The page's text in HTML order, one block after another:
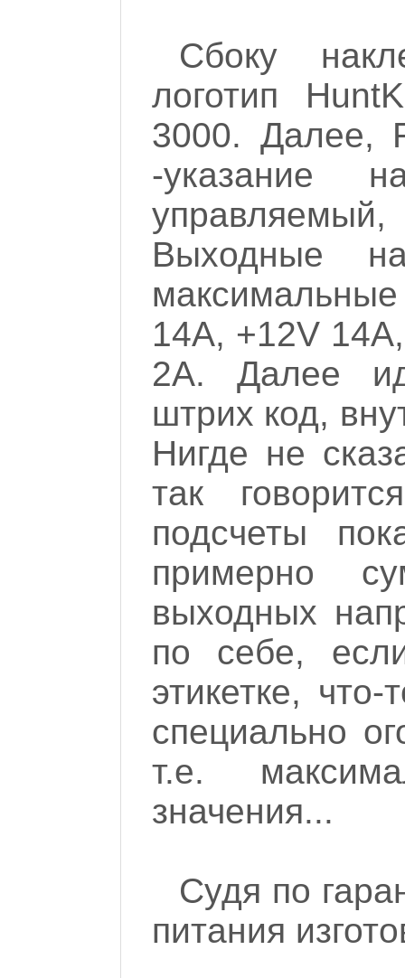
Сбоку
логотип
3000. Далее,
-указание
Выходные
14A, +12V
2A. Далее
штрих код,
Нигде не
так
подсчеты
примерно
выходных
по себе,
этикетке,
специально
т.е.
значения...
Судя по
питания